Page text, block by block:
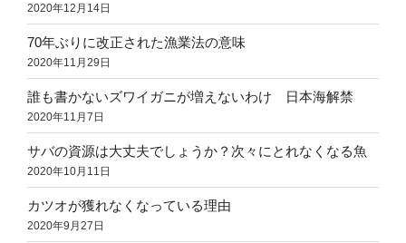
2020年12月14日
70年ぶりに改正された漁業法の意味
2020年11月29日
誰も書かないズワイガニが増えないわけ 日本海解禁
2020年11月7日
サバの資源は大丈夫でしょうか？次々にとれなくなる魚
2020年10月11日
カツオが獲れなくなっている理由
2020年9月27日